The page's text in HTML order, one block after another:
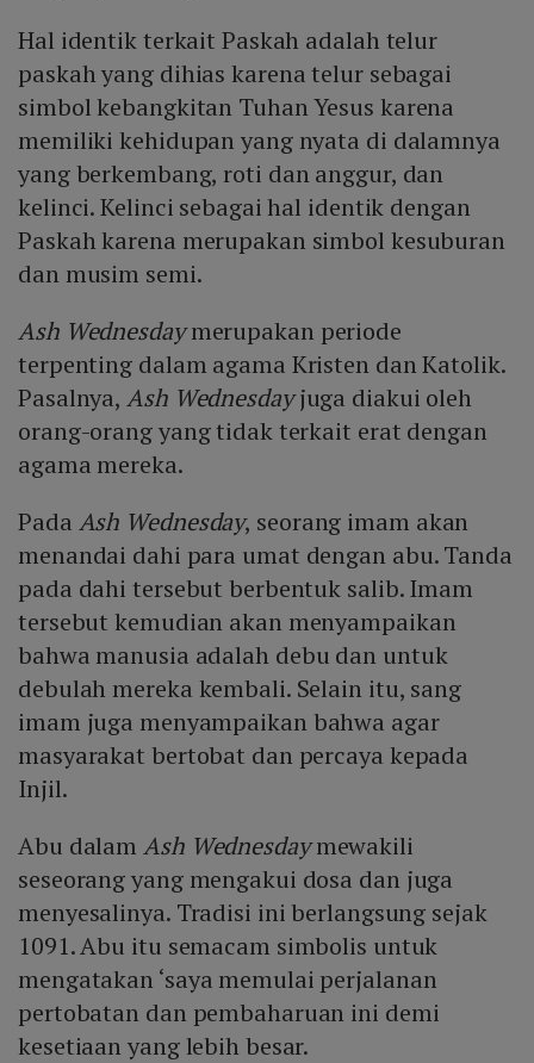
Hal identik terkait Paskah adalah telur
paskah yang dihias karena telur sebagai
simbol kebangkitan Tuhan Yesus karena
memiliki kehidupan yang nyata di dalamnya
yang berkembang, roti dan anggur, dan
kelinci. Kelinci sebagai hal identik dengan
Paskah karena merupakan simbol kesuburan
dan musim semi.
Ash Wednesdaymerupakan periode
terpenting dalam agama Kristen dan Katolik.
Pasalnya,Ash Wednesdayjuga diakui oleh
orang-orang yang tidak terkait erat dengan
agama mereka.
Pada Ash Wednesday, seorang imam akan
menandai dahi para umat dengan abu. Tanda
pada dahi tersebut berbentuk salib. Imam
tersebut kemudian akan menyampaikan
bahwa manusia adalah debu dan untuk
debulah mereka kembali. Selain itu, sang
imam juga menyampaikan bahwa agar
masyarakat bertobat dan percaya kepada
Injil.
Abu dalam Ash Wednesdaymewakili
seseorang yang mengakui dosa dan juga
menyesalinya. Tradisi ini berlangsung sejak
1091. Abu itu semacam simbolis untuk
mengatakan ‘saya memulai perjalanan
pertobatan dan pembaharuan ini demi
kesetiaan yang lebih besar.